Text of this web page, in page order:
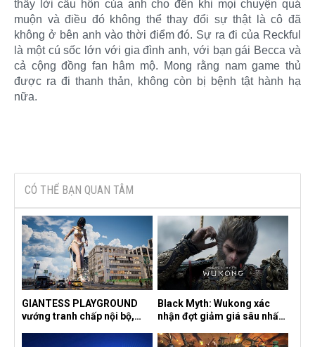
thấy lời cầu hôn của anh cho đến khi mọi chuyện quá
muộn và điều đó không thể thay đổi sự thật là cô đã
không ở bên anh vào thời điểm đó. Sự ra đi của Reckful
là một cú sốc lớn với gia đình anh, với bạn gái Becca và
cả cộng đồng fan hâm mộ. Mong rằng nam game thủ
được ra đi thanh thản, không còn bị bệnh tật hành hạ
nữa.​
CÓ THỂ BẠN QUAN TÂM
GIANTESS PLAYGROUND
vướng tranh chấp nội bộ,
ngầm chiếm đoạt doanh thu
Black Myth: Wukong xác
nhận đợt giảm giá sâu nhất
trên mọi nền tảng